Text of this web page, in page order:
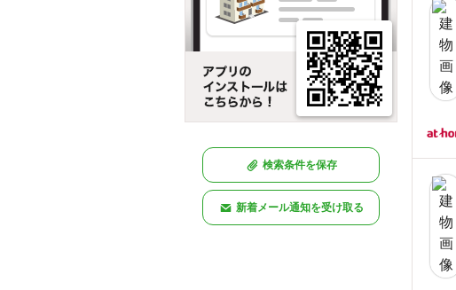
検索条件を保存
新着メール通知を受け取る